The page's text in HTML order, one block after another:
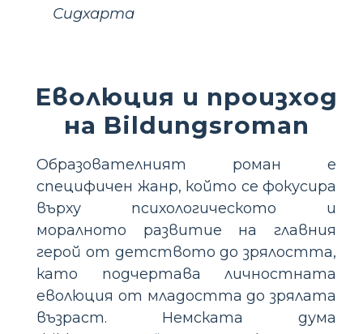
Сидхарта
Еволюция и произход
на Bildungsroman
Образователният роман е
специфичен жанр, който се фокусира
върху психологическото и
моралното развитие на главния
герой от детството до зрялостта,
като подчертава личностната
еволюция от младостта до зрялата
възраст. Немската дума